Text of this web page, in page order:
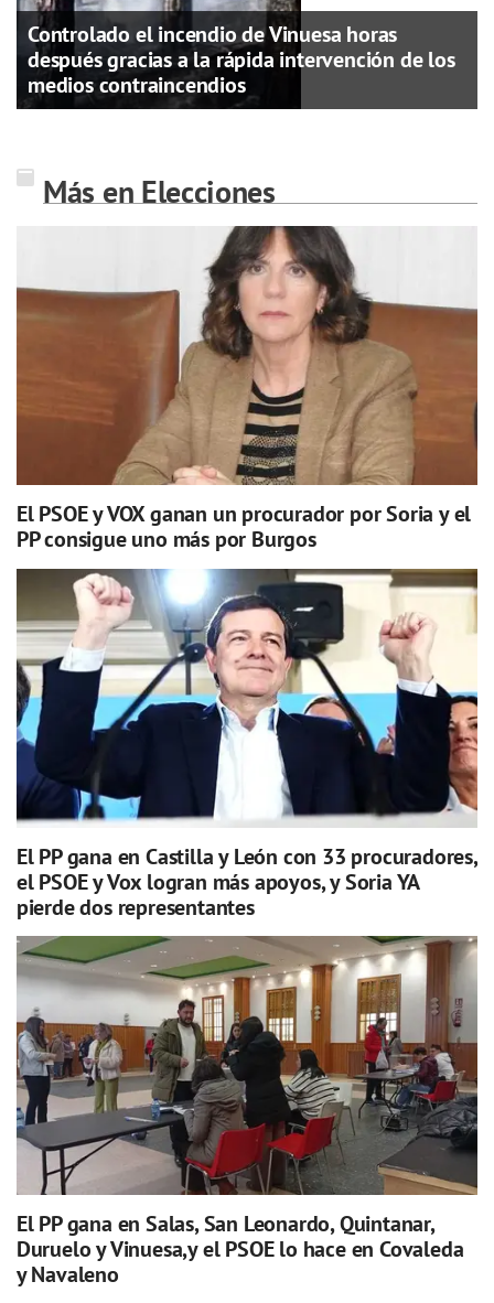
Controlado el incendio de Vinuesa horas
después gracias a la rápida intervención de los
medios contraincendios
Más en Elecciones
El PSOE y VOX ganan un procurador por Soria y el
PP consigue uno más por Burgos
El PP gana en Castilla y León con 33 procuradores,
el PSOE y Vox logran más apoyos, y Soria YA
pierde dos representantes
El PP gana en Salas, San Leonardo, Quintanar,
Duruelo y Vinuesa,y el PSOE lo hace en Covaleda
y Navaleno